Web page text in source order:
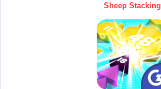
Sheep Stacking